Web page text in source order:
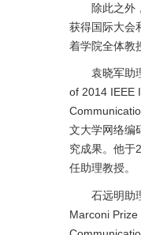
除此之外
获得国际大会
着学院全体教
袁晓军助
of 2014 IEEE
文大学网络编
究成果。他于
任助理教授。
石远明助
Marconi